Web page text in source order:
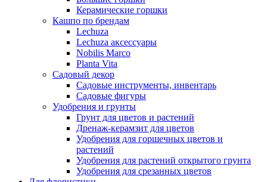
Керамические горшки
Кашпо по брендам
Lechuza
Lechuza аксессуары
Nobilis Marco
Planta Vita
Садовый декор
Садовые инструменты, инвентарь
Садовые фигуры
Удобрения и грунты
Грунт для цветов и растений
Дренаж-керамзит для цветов
Удобрения для горшечных цветов и
растений
Удобрения для растений открытого грунта
Удобрения для срезанных цветов